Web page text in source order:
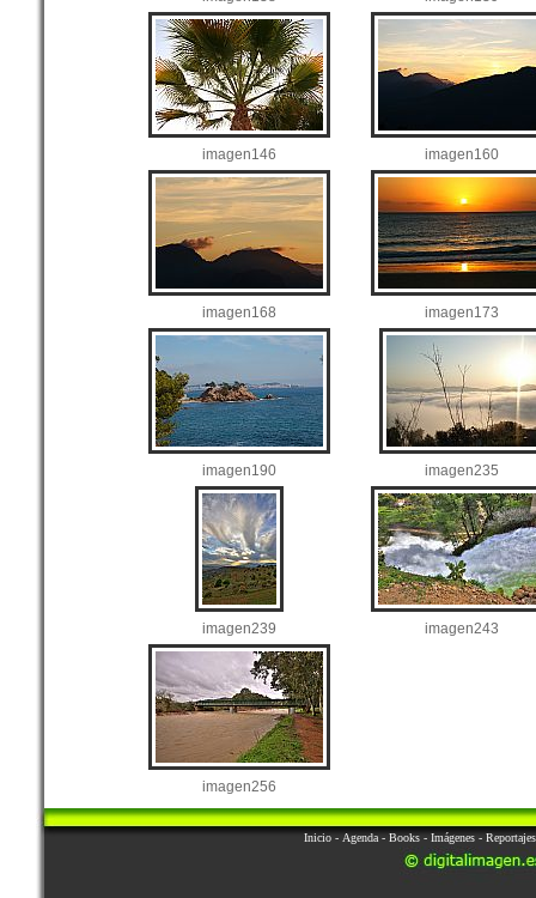
imagen146 imagen160
imagen168 imagen173
imagen190 imagen235
imagen239 imagen243
imagen256
Inicio - Agenda - Books - Imágenes - Reportajes